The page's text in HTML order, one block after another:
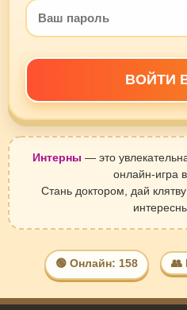
ВОЙТИ
Интерны — это
онлайн-игра
Стань доктором, дай
🟢 Онлайн: 158 👥